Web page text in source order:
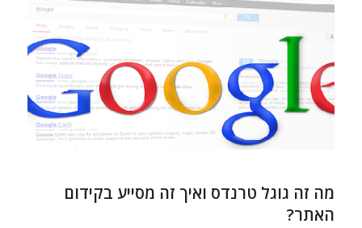
מה זה גוגל טרנדס ואיך זה מסייע בקידום
האתר?